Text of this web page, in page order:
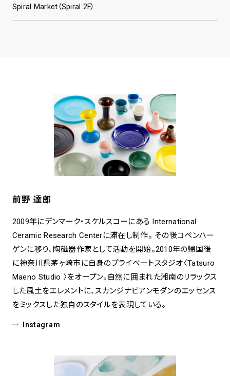
Spiral Market（Spiral 2F）
前野 達郎
2009年にデンマーク・スケルスコーにある International
Ceramic Research Centerに滞在し制作。 その後コペンハー
ゲンに移り、陶磁器作家として活動を開始。2010年の帰国後
に神奈川県茅ヶ崎市に⾃⾝のプライベートスタジオ〈Tatsuro
Maeno Studio 〉をオープン。⾃然に囲まれた湘南のリラックス
した⾵⼟をエレメントに、スカンジナビアンモダンのエッセンス
をミックスした独⾃のスタイルを表現している。
Instagram